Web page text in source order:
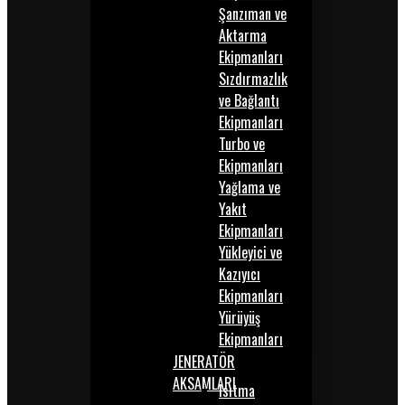
Şanzıman ve
Aktarma
Ekipmanları
Sızdırmazlık
ve Bağlantı
Ekipmanları
Turbo ve
Ekipmanları
Yağlama ve
Yakıt
Ekipmanları
Yükleyici ve
Kazıyıcı
Ekipmanları
Yürüyüş
Ekipmanları
JENERATÖR
AKSAMLARIIsıtma